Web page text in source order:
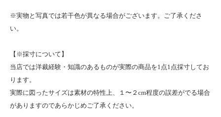
※実物と写真では若干色が異なる場合がございます。ご了承くださ
い。
【※採寸について】
当店では洋裁経験・知識のあるものが実際の商品を1点1点採寸してお
ります。
実際に図ったサイズは素材の特性上、１〜２cm程度の誤差がでる場合
がありますのであらかじめご了承ください。